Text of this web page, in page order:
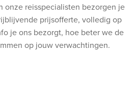
onze reisspecialisten bezorgen je
prijsofferte, volledig op
je ons bezorgt, hoe beter we de
op jouw verwachtingen.